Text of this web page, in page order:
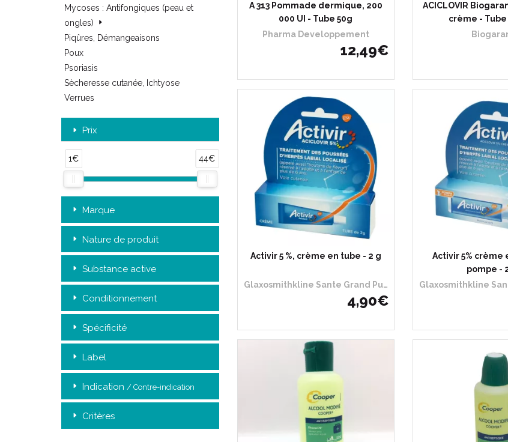
Mycoses : Antifongiques (peau et
ongles)
Piqûres, Démangeaisons
Poux
Psoriasis
Sècheresse cutanée, Ichtyose
Verrues
Prix
1€ 44€
Marque
Nature de produit
Substance active
Conditionnement
Spécificité
Label
Indication / Contre-indication
Critères
A 313 Pommade dermique, 200
000 UI - Tube 50g
Pharma Developpement
12,49€
ACICLOVIR
crème -
Activir 5 %, crème en tube - 2 g
Glaxosmithkline Sante Grand Public
4,90€
Activir 5% crème
pompe -